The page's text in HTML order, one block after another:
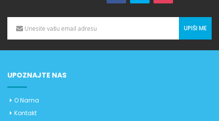
UPIŠI ME
UPOZNAJTE NAS
O Nama
Kontakt